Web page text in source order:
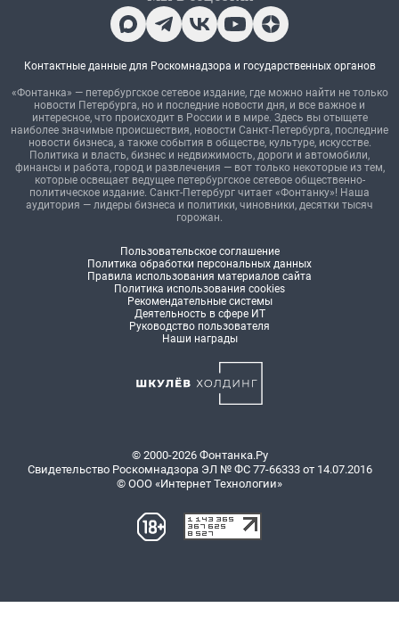
Контактные данные для Роскомнадзора и государственных органов
«Фонтанка» — петербургское сетевое издание, где можно найти не только
новости Петербурга, но и последние новости дня, и все важное и
интересное, что происходит в России и в мире. Здесь вы отыщете
наиболее значимые происшествия, новости Санкт-Петербурга, последние
новости бизнеса, а также события в обществе, культуре, искусстве.
Политика и власть, бизнес и недвижимость, дороги и автомобили,
финансы и работа, город и развлечения — вот только некоторые из тем,
которые освещает ведущее петербургское сетевое общественно-
политическое издание. Санкт-Петербург читает «Фонтанку»! Наша
аудитория — лидеры бизнеса и политики, чиновники, десятки тысяч
горожан.
Пользовательское соглашение
Политика обработки персональных данных
Правила использования материалов сайта
Политика использования cookies
Рекомендательные системы
Деятельность в сфере ИТ
Руководство пользователя
Наши награды
© 2000-2026 Фонтанка.Ру
Свидетельство Роскомнадзора ЭЛ № ФС 77-66333 от 14.07.2016
© ООО «Интернет Технологии»